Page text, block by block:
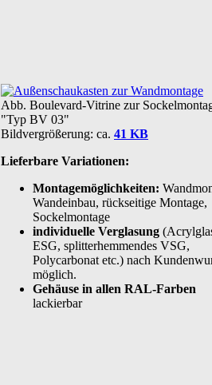
Abb. Boulevard-Vitrine zur
"Typ BV 03"
Bildvergrößerung: ca. 41 KB
Lieferbare Variationen:
Montagemöglichkeiten:
Wandeinbau, rückseitige Montage,
Sockelmontage
individuelle Verglasung
ESG, splitterhemmendes VSG,
Polycarbonat etc.) nach
möglich.
Gehäuse in allen RAL-Farben
lackierbar